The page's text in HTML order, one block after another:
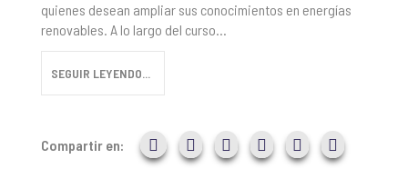
quienes desean ampliar sus conocimientos en energías
renovables. A lo largo del curso...
SEGUIR LEYENDO...
Compartir en: